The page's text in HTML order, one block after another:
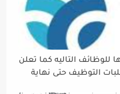
للوظائف التاليه كما تعلن
التوظيف حتى نهاية